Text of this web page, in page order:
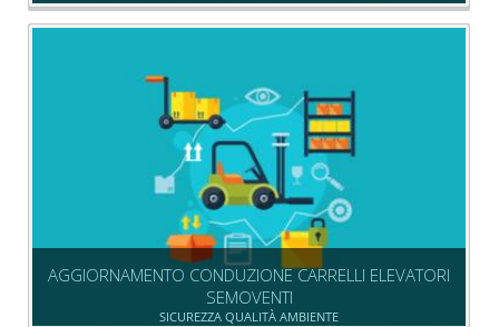
AGGIORNAMENTO CONDUZIONE CARRELLI ELEVATORI
SEMOVENTI
SICUREZZA QUALITÀ AMBIENTE